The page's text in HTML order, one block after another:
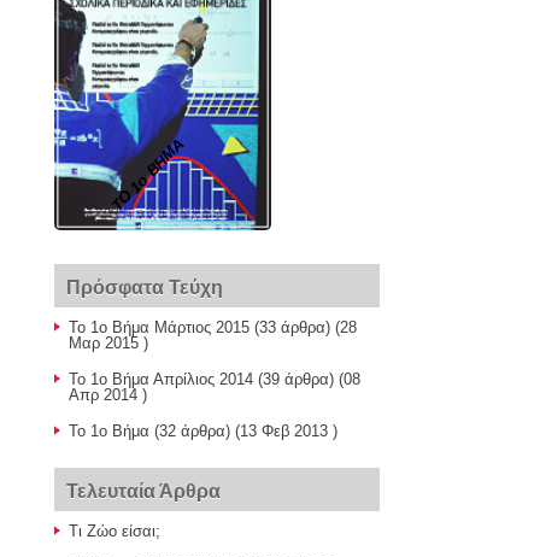
ΤΟ 1ο ΒΗΜΑ
Πρόσφατα Τεύχη
Το 1ο Βήμα Μάρτιος 2015 (33 άρθρα) (28
Μαρ 2015 )
Το 1ο Βήμα Απρίλιος 2014 (39 άρθρα) (08
Απρ 2014 )
Το 1ο Βήμα (32 άρθρα) (13 Φεβ 2013 )
Τελευταία Άρθρα
Τι Ζώο είσαι;